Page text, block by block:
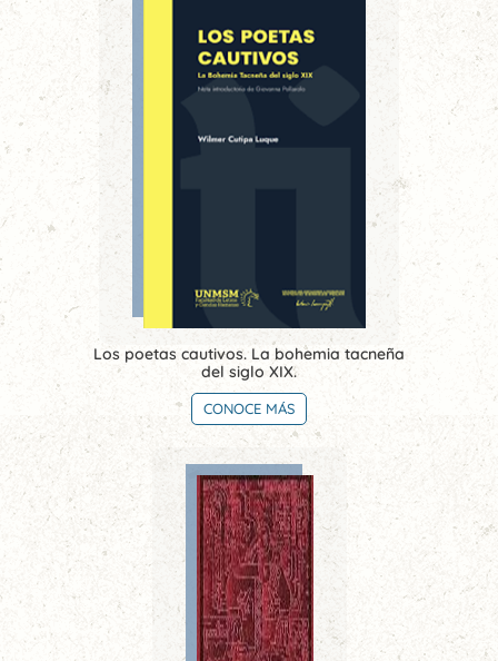
Los poetas cautivos. La bohemia tacneña
del siglo XIX.
CONOCE MÁS